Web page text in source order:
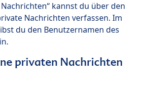
kannst du über den
Nachrichten verfassen. Im
du den Benutzernamen des
privaten Nachrichten